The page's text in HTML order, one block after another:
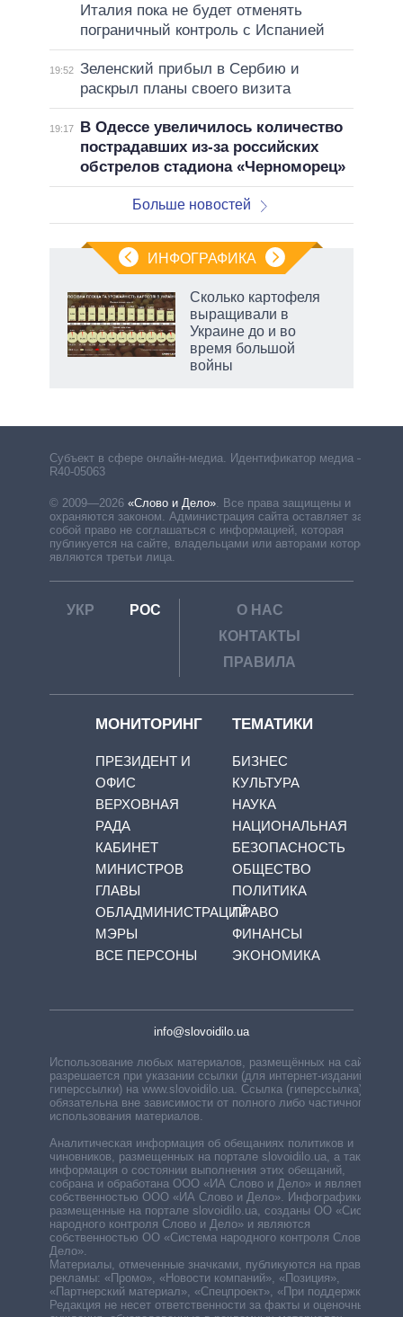
Италия пока не будет отменять
пограничный контроль с Испанией
19:52 Зеленский прибыл в Сербию и
раскрыл планы своего визита
19:17
В Одессе увеличилось количество
пострадавших из-за российских
обстрелов стадиона «Черноморец»
Больше новостей
ИНФОГРАФИКА
Сколько картофеля
выращивали в
Украине до и во
время большой
войны
Субъект в сфере онлайн-медиа. Идентификатор медиа –
R40-05063
© 2009—2026 «Слово и Дело» Все права защищены и
охраняются законом. Администрация сайта оставляет за
собой право не соглашаться с информацией, которая
публикуется на сайте, владельцами или авторами которой
являются третьи лица.
УКР РОС
О НАС
КОНТАКТЫ
ПРАВИЛА
МОНИТОРИНГ
ПРЕЗИДЕНТ И
ОФИС
ВЕРХОВНАЯ
РАДА
КАБИНЕТ
МИНИСТРОВ
ГЛАВЫ
ОБЛАДМИНИСТРАЦИЙ
МЭРЫ
ВСЕ ПЕРСОНЫ
ТЕМАТИКИ
БИЗНЕС
КУЛЬТУРА
НАУКА
НАЦИОНАЛЬНАЯ
БЕЗОПАСНОСТЬ
ОБЩЕСТВО
ПОЛИТИКА
ПРАВО
ФИНАНСЫ
ЭКОНОМИКА
info@slovoidilo.ua
Использование любых материалов, размещённых на сайте,
разрешается при указании ссылки (для интернет-изданий —
гиперссылки) на www.slovoidilo.ua. Ссылка (гиперссылка)
обязательна вне зависимости от полного либо частичного
использования материалов.
Аналитическая информация об обещаниях политиков и
чиновников, размещенных на портале slovoidilo.ua, а также
информация о состоянии выполнения этих обещаний,
собрана и обработана ООО «ИА Слово и Дело» и является
собственностью ООО «ИА Слово и Дело». Инфографики,
размещенные на портале slovoidilo.ua, созданы ОО «Система
народного контроля Слово и Дело» и являются
собственностью ОО «Система народного контроля Слово и
Дело».
Материалы, отмеченные значками, публикуются на правах
рекламы: «Промо», «Новости компаний», «Позиция»,
«Партнерский материал», «Спецпроект», «При поддержке».
Редакция не несет ответственности за факты и оценочные